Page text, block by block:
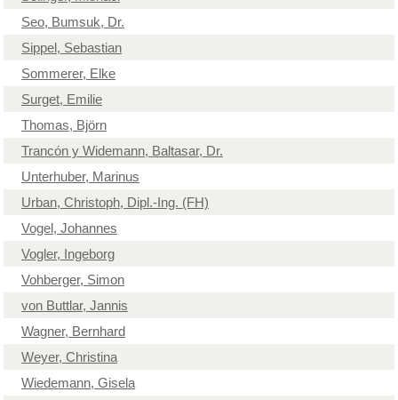
Seo, Bumsuk, Dr.
Sippel, Sebastian
Sommerer, Elke
Surget, Emilie
Thomas, Björn
Trancón y Widemann, Baltasar, Dr.
Unterhuber, Marinus
Urban, Christoph, Dipl.-Ing. (FH)
Vogel, Johannes
Vogler, Ingeborg
Vohberger, Simon
von Buttlar, Jannis
Wagner, Bernhard
Weyer, Christina
Wiedemann, Gisela